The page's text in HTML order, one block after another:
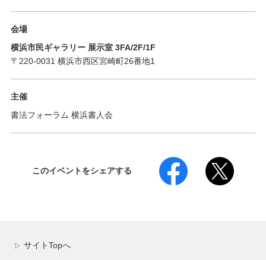
会場
横浜市民ギャラリー 展示室 3FA/2F/1F
〒220-0031 横浜市西区宮崎町26番地1
主催
書法フォーラム 横浜書人会
このイベントをシェアする
▷ サイトTopへ